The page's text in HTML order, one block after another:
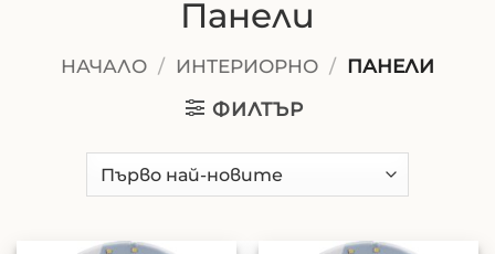
Панели
НАЧАЛО / ИНТЕРИОРНО / ПАНЕЛИ
ФИЛТЪР